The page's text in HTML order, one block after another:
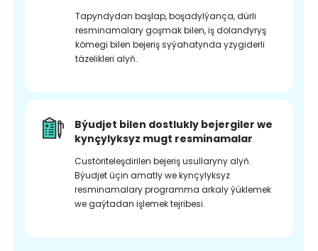
Tapyndydan başlap, boşadylýança, dürli
resminamalary goşmak bilen, iş dolandyryş
kömegi bilen bejeriş syýahatynda yzygiderli
täzelikleri alyň.
Býudjet bilen dostlukly bejergiler we
kynçylyksyz mugt resminamalar
Custöriteleşdirilen bejeriş usullaryny alyň.
Býudjet üçin amatly we kynçylyksyz
resminamalary programma arkaly ýüklemek
we gaýtadan işlemek tejribesi.